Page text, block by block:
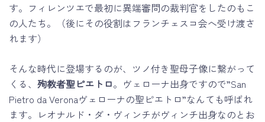
す。フィレンツエで最初に異端審問の裁判官をしたのもこ
の人たち。（後にその役割はフランチェスコ会へ受け渡さ
れます）
そんな時代に登場するのが、ツノ付き聖母子像に繋がって
くる、 殉教者聖ピエトロ。ヴェローナ出身ですので”San
Pietro da Veronaヴェローナの聖ピエトロ”なんても呼ばれ
ます。レオナルド・ダ・ヴィンチがヴィンチ出身なのとお